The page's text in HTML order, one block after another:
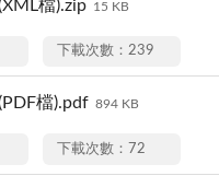
檔).zip 15 KB
下載次數：239
檔).pdf 894 KB
下載次數：72